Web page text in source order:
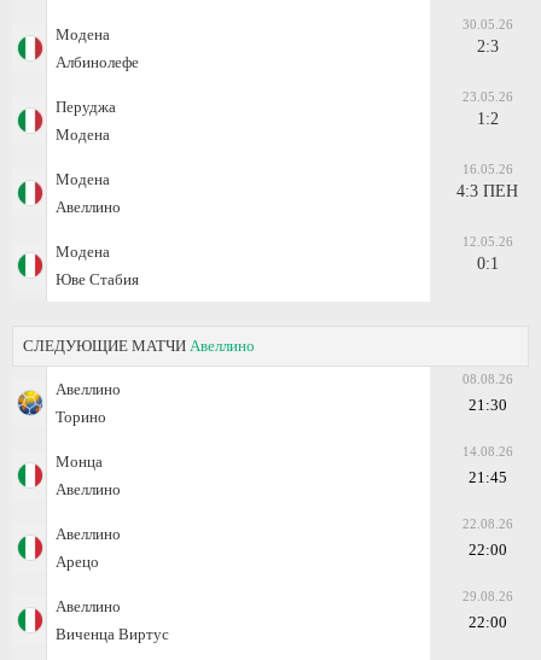
Модена
Албинолефе
30.05.26
2:3
Перуджа
Модена
23.05.26
1:2
Модена
Авеллино
16.05.26
4:3 ПЕН
Модена
Юве Стабия
12.05.26
0:1
СЛЕДУЮЩИЕ МАТЧИ Авеллино
Авеллино
Торино
08.08.26
21:30
Монца
Авеллино
14.08.26
21:45
Авеллино
Арецо
22.08.26
22:00
Авеллино
Виченца Виртус
29.08.26
22:00